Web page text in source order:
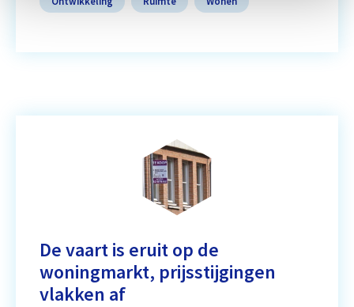
De vaart is eruit op de
woningmarkt, prijsstijgingen
vlakken af